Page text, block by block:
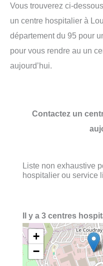
Vous trouverez ci-
un centre hospitalier à
département du 95 pour
pour vous rendre au un
aujourd’hui.
Contactez un
Liste non exhaustive
hospitalier ou service
Il y a 3 centres
+
−